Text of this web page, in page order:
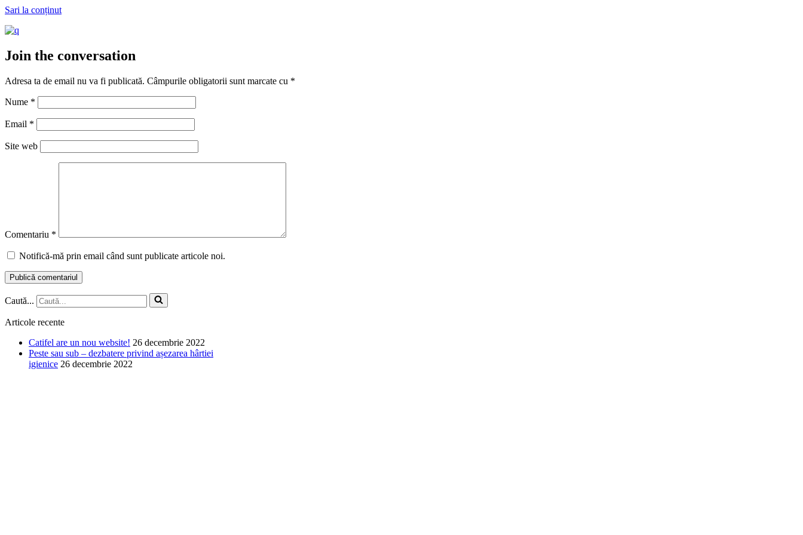
Sari la conținut
Join the conversation
Adresa ta de email nu va fi publicată. Câmpurile obligatorii sunt marcate cu *
Nume *
Email *
Site web
Comentariu *
Notifică-mă prin email când sunt publicate articole noi.
Caută...
Articole recente
Catifel are un nou website! 26 decembrie 2022
Peste sau sub – dezbatere privind așezarea hârtiei
igienice 26 decembrie 2022